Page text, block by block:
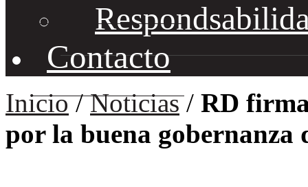
Contacto
Inicio/Noticias/ RD
por la buena gobernanza